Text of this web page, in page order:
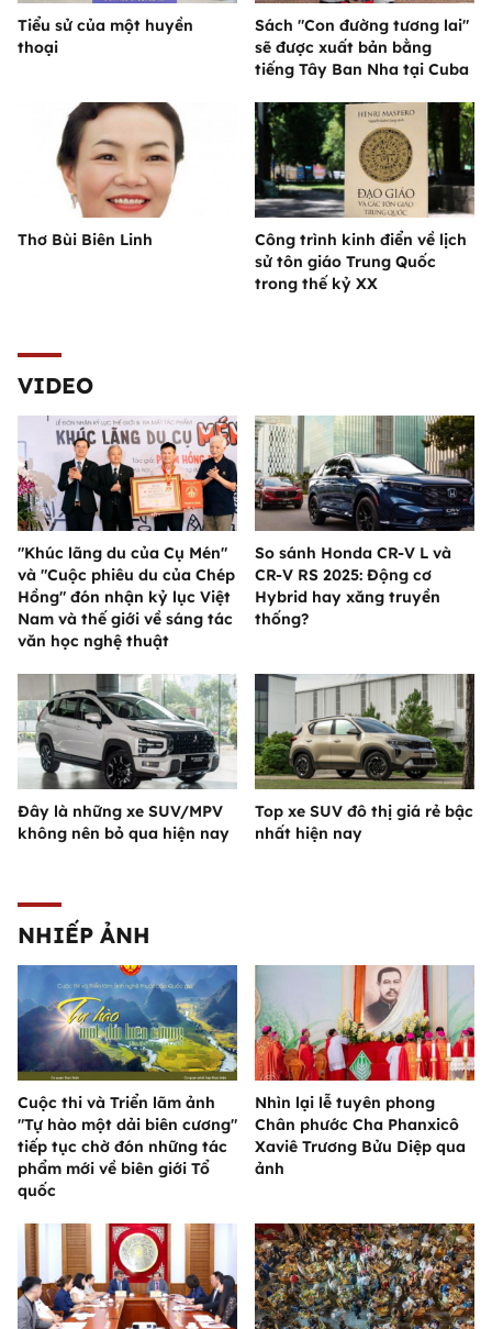
Tiểu sử của một huyền
thoại
Sách "Con đường tương lai"
sẽ được xuất bản bằng
tiếng Tây Ban Nha tại Cuba
Thơ Bùi Biên Linh
Công trình kinh điển về lịch
sử tôn giáo Trung Quốc
trong thế kỷ XX
VIDEO
"Khúc lãng du của Cụ Mén"
và "Cuộc phiêu du của Chép
Hồng" đón nhận kỷ lục Việt
Nam và thế giới về sáng tác
văn học nghệ thuật
So sánh Honda CR-V L và
CR-V RS 2025: Động cơ
Hybrid hay xăng truyền
thống?
Đây là những xe SUV/MPV
không nên bỏ qua hiện nay
Top xe SUV đô thị giá rẻ bậc
nhất hiện nay
NHIẾP ẢNH
Cuộc thi và Triển lãm ảnh
"Tự hào một dải biên cương"
tiếp tục chờ đón những tác
phẩm mới về biên giới Tổ
quốc
Nhìn lại lễ tuyên phong
Chân phước Cha Phanxicô
Xaviê Trương Bửu Diệp qua
ảnh